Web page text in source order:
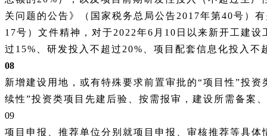
关问题的公告》（国家税务总局公告2017年第40号）
17号）文件精神，对于2022年6月10日以来新开工建
过15%、研发投入不超过20%、项目配套信息化投入不
08
新增建设用地，或有特殊要求前置审批的“项目性”投资
续性”投资类项目先建后验、按需报审，建设所需备案
09
项目申报、推荐单位分别就项目申报、审核推荐等具